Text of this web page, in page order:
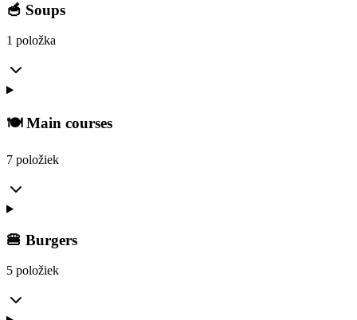
🥣 Soups
1 položka
🍽️ Main courses
7 položiek
🍔 Burgers
5 položiek